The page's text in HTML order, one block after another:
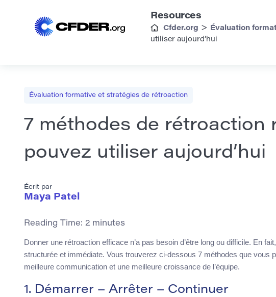
Resources
Cfder.org > Évaluation
utiliser aujourd’hui
Évaluation formative et stratégies de rétroaction
7 méthodes de rétroaction
pouvez utiliser aujourd’hui
Écrit par
Maya Patel
Reading Time: 2 minutes
Donner une rétroaction efficace n’a pas besoin d’être long ou difficile. En
structurée et immédiate. Vous trouverez ci-dessous 7 méthodes que vous
meilleure communication et une meilleure croissance de l’équipe.
1. Démarrer – Arrêter – Continuer